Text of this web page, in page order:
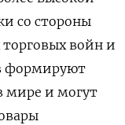
со стороны
войн и
формируют
мире и могут